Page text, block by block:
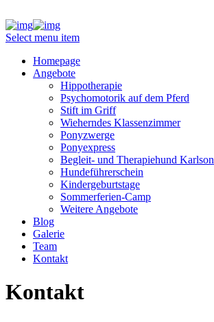
Select menu item
Homepage
Angebote
Hippotherapie
Psychomotorik auf dem Pferd
Stift im Griff
Wieherndes Klassenzimmer
Ponyzwerge
Ponyexpress
Begleit- und Therapiehund Karlson
Hundeführerschein
Kindergeburtstage
Sommerferien-Camp
Weitere Angebote
Blog
Galerie
Team
Kontakt
Kontakt